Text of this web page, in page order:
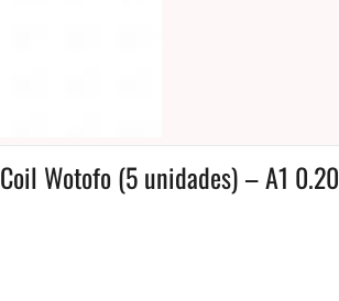
Coil Wotofo (5 unidades) – A1 0.20